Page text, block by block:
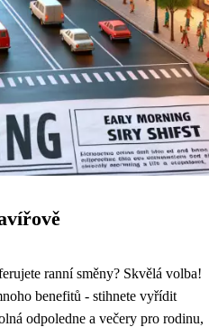
ranní směny? Skvělá volba!
benefitů - stihnete vyřídit
odpoledne a večery pro rodinu,